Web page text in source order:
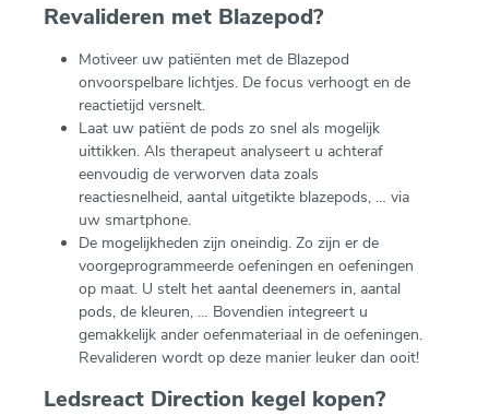
Revalideren met Blazepod?
Motiveer uw patiënten met de Blazepod
onvoorspelbare lichtjes. De focus verhoogt en de
reactietijd versnelt.
Laat uw patiënt de pods zo snel als mogelijk
uittikken. Als therapeut analyseert u achteraf
eenvoudig de verworven data zoals
reactiesnelheid, aantal uitgetikte blazepods, … via
uw smartphone.
De mogelijkheden zijn oneindig. Zo zijn er de
voorgeprogrammeerde oefeningen en oefeningen
op maat. U stelt het aantal deenemers in, aantal
pods, de kleuren, … Bovendien integreert u
gemakkelijk ander oefenmateriaal in de oefeningen.
Revalideren wordt op deze manier leuker dan ooit!
Ledsreact Direction kegel kopen?